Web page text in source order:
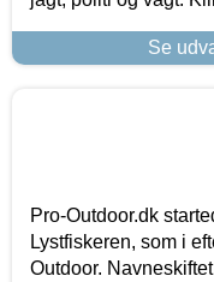
Se
Pro-Outdoor.dk
Lystfiskeren, som i
Outdoor.